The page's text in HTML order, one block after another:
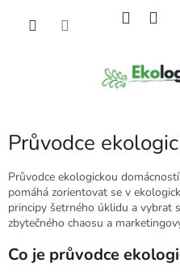
Průvodce
Průvodce ekologickou
pomáhá zorientovat se v
principy šetrného úklidu a vybrat
zbytečného chaosu a
Co je průvodce